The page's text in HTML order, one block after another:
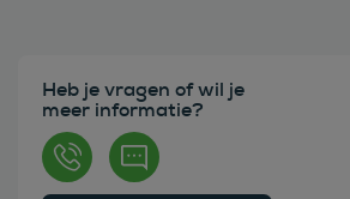
Heb je vragen of wil je
meer informatie?